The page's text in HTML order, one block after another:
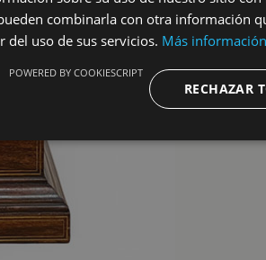
combinarla con otra información
del uso de sus servicios. Más información
RECHAZAR
POWERED BY COOKIESCRIPT